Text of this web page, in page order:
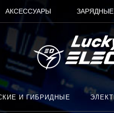
АКСЕССУАРЫ
И ГИБРИДНЫЕ